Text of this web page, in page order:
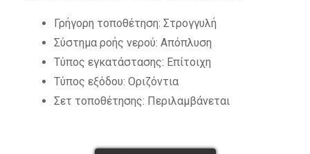
Γρήγορη τοποθέτηση: Στρογγυλή
Σύστημα ροής νερού: Απόπλυση
Τύπος εγκατάστασης: Επίτοιχη
Τύπος εξόδου: Οριζόντια
Σετ τοποθέτησης: Περιλαμβάνεται